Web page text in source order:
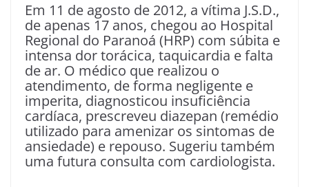
Em 11 de agosto de 2012, a vítima J.S.D.,
de apenas 17 anos, chegou ao Hospital
Regional do Paranoá (HRP) com súbita e
intensa dor torácica, taquicardia e falta
de ar. O médico que realizou o
atendimento, de forma negligente e
imperita, diagnosticou insuficiência
cardíaca, prescreveu diazepan (remédio
utilizado para amenizar os sintomas de
ansiedade) e repouso. Sugeriu também
uma futura consulta com cardiologista.